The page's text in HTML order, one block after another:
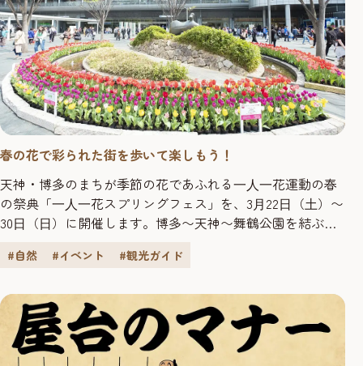
春の花で彩られた街を歩いて楽しもう！
天神・博多のまちが季節の花であふれる⼀⼈⼀花運動の春
の祭典「⼀⼈⼀花スプリングフェス」を、3⽉22⽇（⼟）〜
30⽇（⽇）に開催します。博多〜天神〜舞鶴公園を結ぶ歩
ティア団体のみなさんが植えつけた5万本のチューリップを
ふれます。
#自然 #イベント #観光ガイド